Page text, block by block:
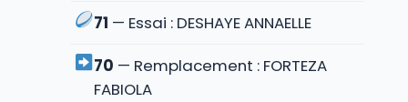
71 — Essai : DESHAYE ANNAELLE
70 — Remplacement : FORTEZA
FABIOLA